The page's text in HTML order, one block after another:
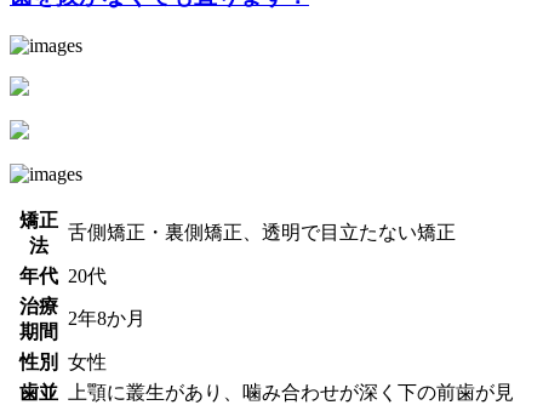
矯正
法
舌側矯正・裏側矯正、透明で目立たない矯正
年代 20代
治療
期間
2年8か月
性別
女性
歯並
上顎に叢生があり、噛み合わせが深く下の前歯が見